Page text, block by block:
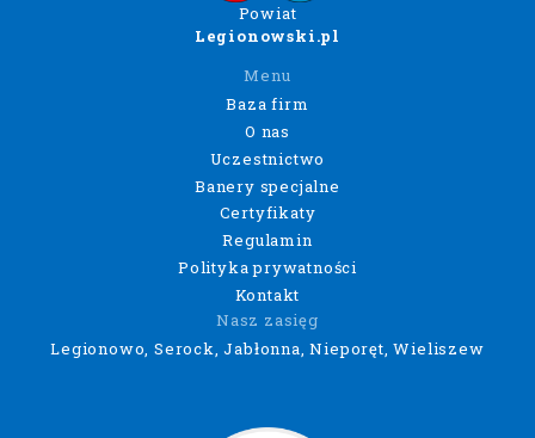
Powiat
Legionowski.pl
Menu
Baza firm
O nas
Uczestnictwo
Banery specjalne
Certyfikaty
Regulamin
Polityka prywatności
Kontakt
Nasz zasięg
Legionowo, Serock, Jabłonna, Nieporęt, Wieliszew